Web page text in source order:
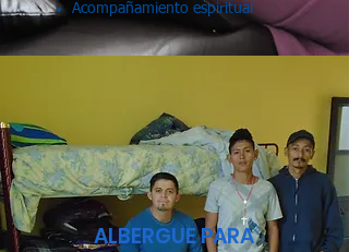
Acompañamiento espiritual
ALBERGUE PARA